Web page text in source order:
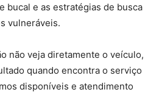
bucal e as estratégias de busca
vulneráveis.
não veja diretamente o veículo,
quando encontra o serviço
disponíveis e atendimento